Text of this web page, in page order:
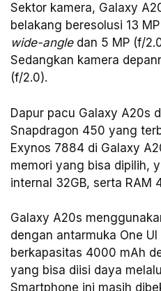
Sektor kamera, Galaxy
belakang beresolusi 13
wide-angledan 5 MP (f/
Sedangkan kamera
(f/2.0).
Dapur pacu Galaxy A20s
Snapdragon 450 yang
Exynos 7884 di Galaxy
memori yang bisa dipilih,
internal 32GB, serta RAM
Galaxy A20s
dengan antarmuka One
berkapasitas 4000 mAh
yang bisa diisi daya
Smartphone ini masih